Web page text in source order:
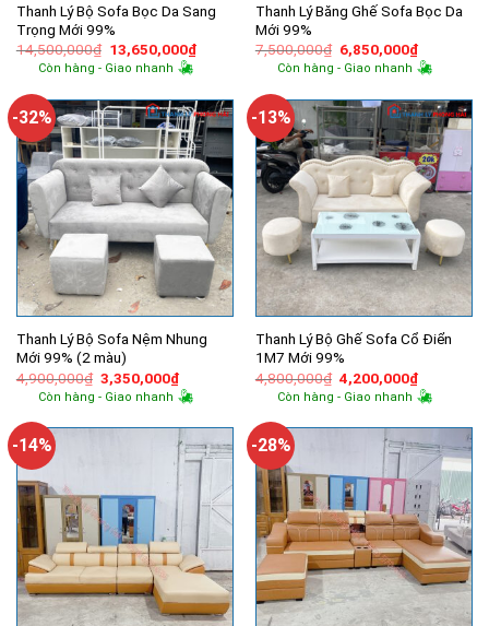
Thanh Lý Bộ Sofa Bọc Da Sang
Trọng Mới 99%
14,500,000₫ Giá
gốc
là:
13,650,000₫Giá
hiện
13,650,000₫.
Còn hàng - Giao nhanh
Thanh Lý Băng Ghế Sofa Bọc Da
Mới 99%
7,500,000₫ Giá
gốc
là:
6,850,000₫Giá
hiện
tại
Còn hàng - Giao nhanh
-32%
Thanh Lý Bộ Sofa Nệm Nhung
Mới 99% (2 màu)
4,900,000₫ Giá
gốc
là:
3,350,000₫Giá
hiện
tại
3,350,000₫.
Còn hàng - Giao nhanh
-13%
Thanh Lý Bộ Ghế Sofa Cổ Điển
1M7 Mới 99%
4,800,000₫ Giá
gốc
là:
4,200,000₫Giá
hiện
tại
Còn hàng - Giao nhanh
-14% -28%